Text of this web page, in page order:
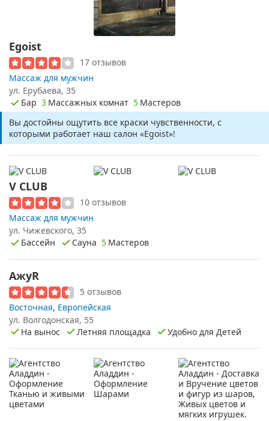
Egoist
17 отзывов
Массаж для мужчин
ул. Ерубаева, 35
Бар 3 Массажных комнат 5 Мастеров
Вы достойны ощутить все краски чувственности, с
которыми работает наш салон «Egoist»!
V CLUB
10 отзывов
Массаж для мужчин
ул. Чижевского, 35
Бассейн
Сауна 5 Мастеров
АжуR
5 отзывов
Восточная, Европейская
ул. Волгодонская, 55
На вынос
Летняя площадка Удобно для Детей